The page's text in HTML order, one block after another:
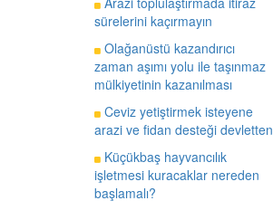
sürelerini kaçırmayın
Olağanüstü kazandırıcı
zaman aşımı yolu ile taşınmaz
mülkiyetinin kazanılması
Ceviz yetiştirmek isteyene
arazi ve fidan desteği devletten
Küçükbaş hayvancılık
işletmesi kuracaklar nereden
başlamalı?